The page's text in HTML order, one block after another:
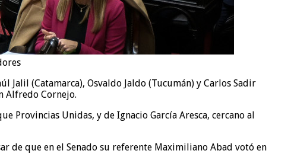
(Catamarca), Osvaldo Jaldo (Tucumán) y Carlos Sadir
Alfredo Cornejo.
Provincias Unidas, y de Ignacio García Aresca, cercano al
de que en el Senado su referente Maximiliano Abad votó en